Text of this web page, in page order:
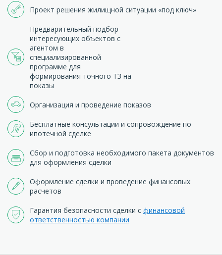
Проект решения жилищной ситуации «под ключ»
Предварительный подбор
интересующих объектов с
агентом в
специализированной
программе для
формирования точного ТЗ на
показы
Организация и проведение показов
Бесплатные консультации и сопровождение по
ипотечной сделке
Сбор и подготовка необходимого пакета документов
для оформления сделки
Оформление сделки и проведение финансовых
расчетов
Гарантия безопасности сделки с финансовой
ответственностью компании